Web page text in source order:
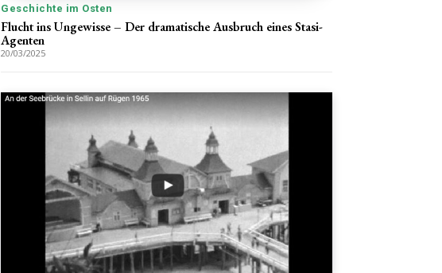
Geschichte im Osten
Flucht ins Ungewisse – Der dramatische Ausbruch eines Stasi-
Agenten
20/03/2025